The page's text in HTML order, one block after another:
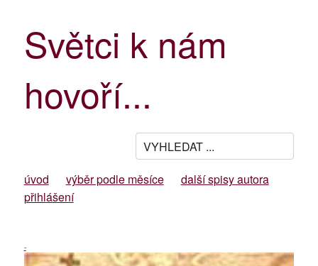
Světci k nám
hovoří...
úvod výběr podle měsíce
další spisy autora
přihlášení
-